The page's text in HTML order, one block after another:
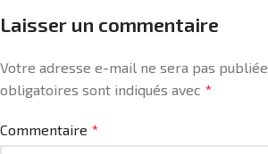
Laisser un commentaire
Votre adresse e-mail ne sera pas publiée.
obligatoires sont indiqués avec *
Commentaire *